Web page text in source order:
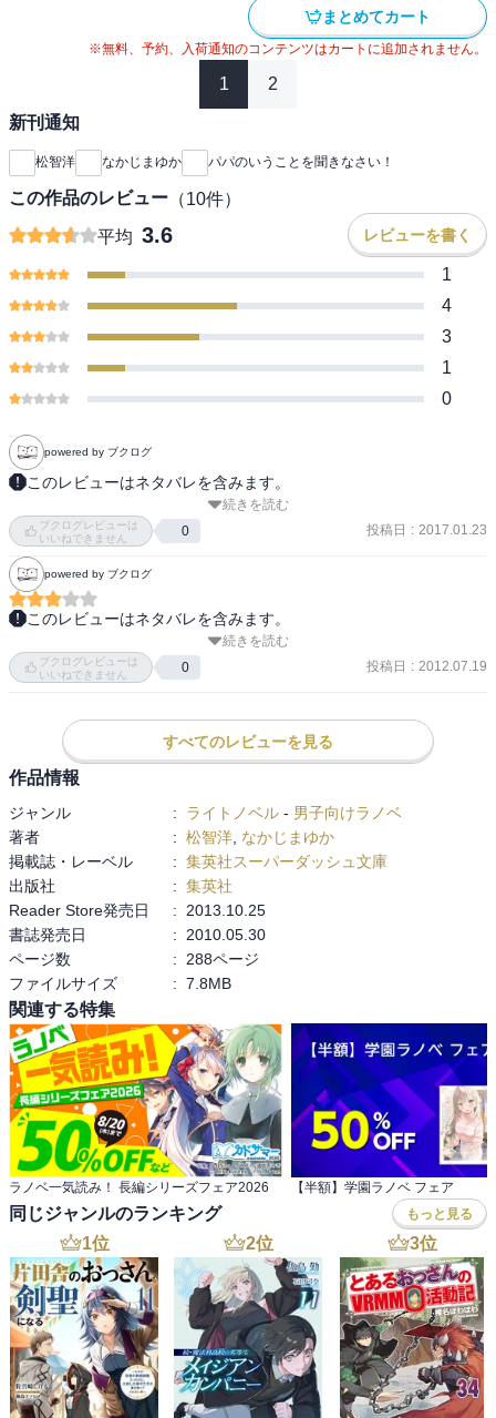
まとめてカート
※無料、予約、入荷通知のコンテンツはカートに追加されません。
1 2
新刊通知
松智洋 なかじまゆか パパのいうことを聞きなさい！
この作品のレビュー （10件）
平均 3.6 レビューを書く
1
4
3
1
0
powered by ブクログ
このレビューはネタバレを含みます。
家族を｢し始めたばかり｣の４人。夫々が、夫々に背伸びをしている
展開にヤキモキさせられるが、産みの苦しみでもあるのかな。本作
は所謂兄弟姉妹をベースにした大家族物語というよりは、祐太を父
とする(空にも母としての役が一部振られている)子育て奮闘記の側面
が強い。そもそも、子供が親に影響を受けるだけではなく、親も子
育てを通じ、子供の存在によって成長させられるのだが、これをコ
メディタッチな描写と、父親を大学生とすることで青少年層に提供
できる作品になっている。そういう意味では稀有な存在かも。
続きを読む
ブクログレビューは
いいねできません
0 投稿日 : 2017.01.23
powered by ブクログ
このレビューはネタバレを含みます。
ひなの七五三とクリスマスの話．
來香さんが素敵キャラです．
そして叔母さんがなんだか可愛くなっちまいやがって…．
まるでナウシカを信じるクシャナ殿下じゃないか（）．
続きを読む
ブクログレビューは
いいねできません
0 投稿日 : 2012.07.19
すべてのレビューを見る
作品情報
ジャンル : ライトノベル - 男子向けラノベ
著者
: 松智洋 なかじまゆか
掲載誌・レーベル
: 集英社スーパーダッシュ文庫
出版社
: 集英社
Reader Store発売日
:
2013.10.25
書誌発売日
:
2010.05.30
ページ数
:
288ページ
ファイルサイズ
: 7.8MB
関連する特集
ラノベ一気読み！ 長編シリーズフェア2026 【半額】学園ラノベ フェア
同じジャンルのランキング もっと見る
1位 2位 3位